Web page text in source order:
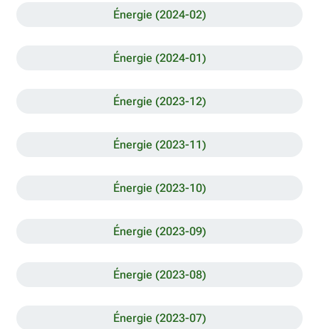
Énergie (2024-02)
Énergie (2024-01)
Énergie (2023-12)
Énergie (2023-11)
Énergie (2023-10)
Énergie (2023-09)
Énergie (2023-08)
Énergie (2023-07)